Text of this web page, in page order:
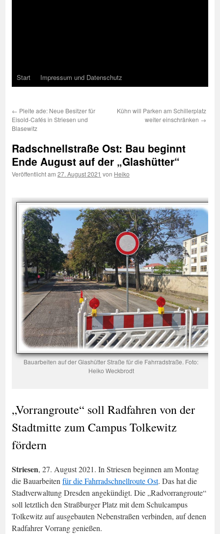
Start Impressum und Datenschutz
← Pleite ade: Neue Besitzer für
Eisold-Cafés in Striesen und
Blasewitz
Kühn will Parken am Schillerplatz
weiter einschränken →
Radschnellstraße Ost: Bau beginnt
Ende August auf der „Glashütter“
Veröffentlicht am 27. August 2021 von Heiko
Bauarbeiten auf der Glashütter Straße für die Fahrradstraße. Foto:
Heiko Weckbrodt
„Vorrangroute“ soll Radfahren von der
Stadtmitte zum Campus Tolkewitz
fördern
Striesen, 27. August 2021. In Striesen beginnen am Montag
die Bauarbeiten für die Fahrradschnellroute Ost. Das hat die
Stadtverwaltung Dresden angekündigt. Die „Radvorrangroute“
soll letztlich den Straßburger Platz mit dem Schulcampus
Tolkewitz auf ausgebauten Nebenstraßen verbinden, auf denen
Radfahrer Vorrang genießen.